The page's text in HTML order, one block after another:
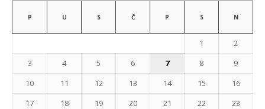
P U S Č P S N
1
2
3
4 5 6 7 8
9
10
11 12 13 14 15
16
17
18 19 20 21 22
23